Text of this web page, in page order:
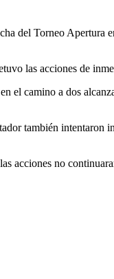
del Torneo Apertura
las acciones de
el camino a dos
también intentaron
acciones no